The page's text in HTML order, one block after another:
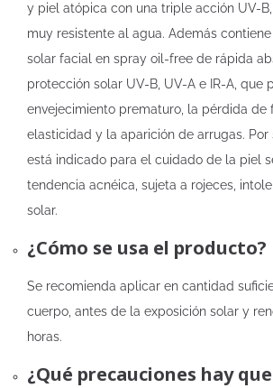
y piel atópica con una triple acción UV-
muy resistente al agua. Además
solar facial en spray oil-free de rápida
protección solar UV-B, UV-A e IR-A, que
envejecimiento prematuro, la pérdida de
elasticidad y la aparición de arrugas.
está indicado para el cuidado de la piel
tendencia acnéica, sujeta a rojeces,
solar.
¿Cómo se usa el producto?
Se recomienda aplicar en cantidad
cuerpo, antes de la exposición solar y
horas.
¿Qué precauciones hay